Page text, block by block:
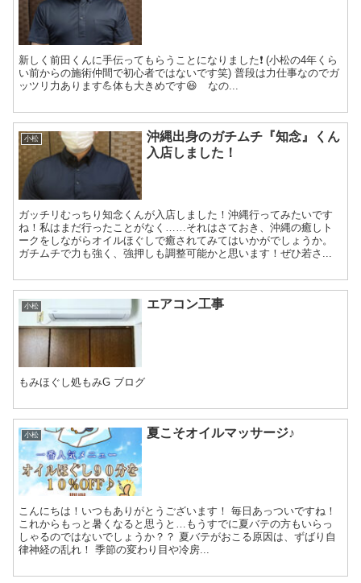
新しく前田くんに手伝ってもらうことになりました❗️ (小松の4年くら
い前からの施術仲間で初心者ではないです笑) 普段は力仕事なのでガ
ッツリ力あります💪体も大きめです😆 なの...
小松
沖縄出身のガチムチ『知念』くん
入店しました！
ガッチリむっちり知念くんが入店しました！沖縄行ってみたいです
ね！私はまだ行ったことがなく……それはさておき、沖縄の癒しト
ークをしながらオイルほぐしで癒されてみてはいかがでしょうか。
ガチムチで力も強く、強押しも調整可能かと思います！ぜひ若さ...
小松 エアコン工事
もみほぐし処もみG ブログ
小松 夏こそオイルマッサージ♪
こんにちは！いつもありがとうございます！ 毎日あっついですね！
これからもっと暑くなると思うと…もうすでに夏バテの方もいらっ
しゃるのではないでしょうか？？ 夏バテがおこる原因は、ずばり自
律神経の乱れ！ 季節の変わり目や冷房...